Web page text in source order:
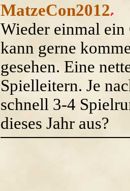
MatzeCon2012
Wieder einmal ein
kann gerne
gesehen. Eine
Spielleitern. Je
schnell 3-4
dieses Jahr aus?